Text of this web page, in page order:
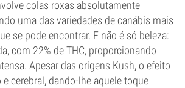
colas roxas absolutamente
uma das variedades de canábis mais
se pode encontrar. E não é só beleza:
com 22% de THC, proporcionando
Apesar das origens Kush, o efeito
cerebral, dando-lhe aquele toque